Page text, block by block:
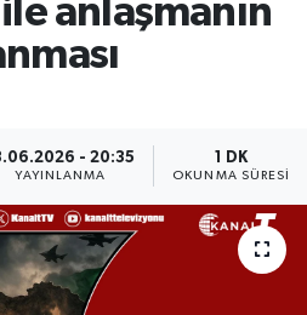
anlaşmanın
- 20:35
YAYINLANMA
1 DK
OKUNMA SÜRESI